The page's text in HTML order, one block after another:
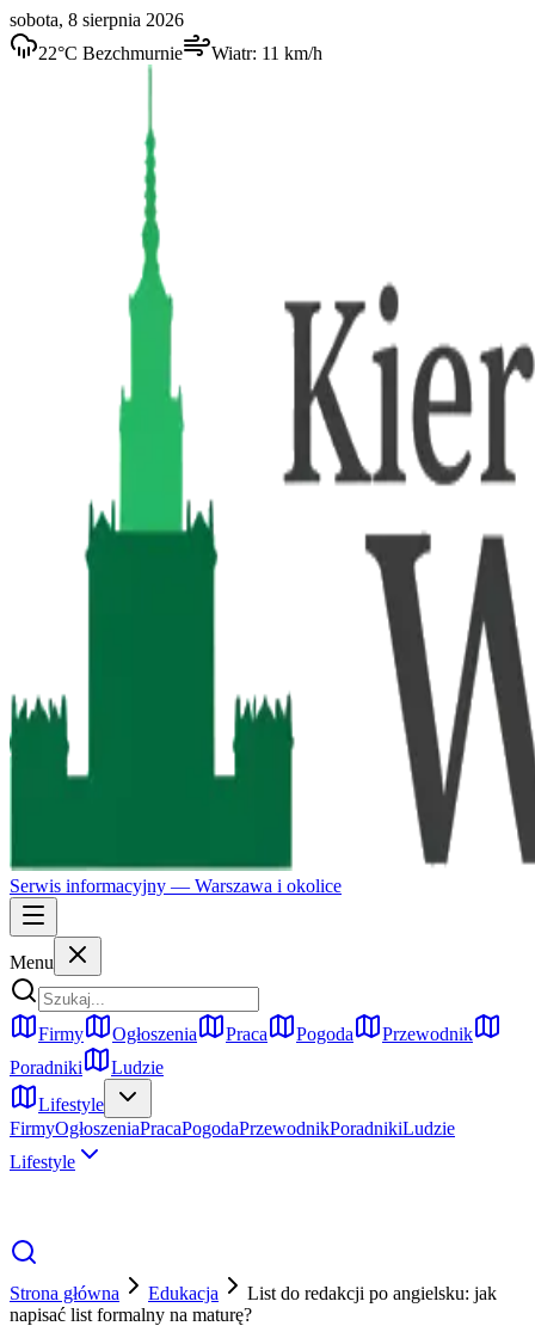
sobota, 8 sierpnia 2026
22°C Bezchmurnie Wiatr: 11 km/h
Serwis informacyjny — Warszawa i okolice
Menu
Firmy Ogłoszenia Praca Pogoda
Przewodnik
Poradniki
Ludzie
Lifestyle
FirmyOgłoszeniaPracaPogodaPrzewodnikPoradnikiLudzie
Lifestyle
Strona główna Edukacja
List do redakcji po angielsku: jak
napisać list formalny na maturę?